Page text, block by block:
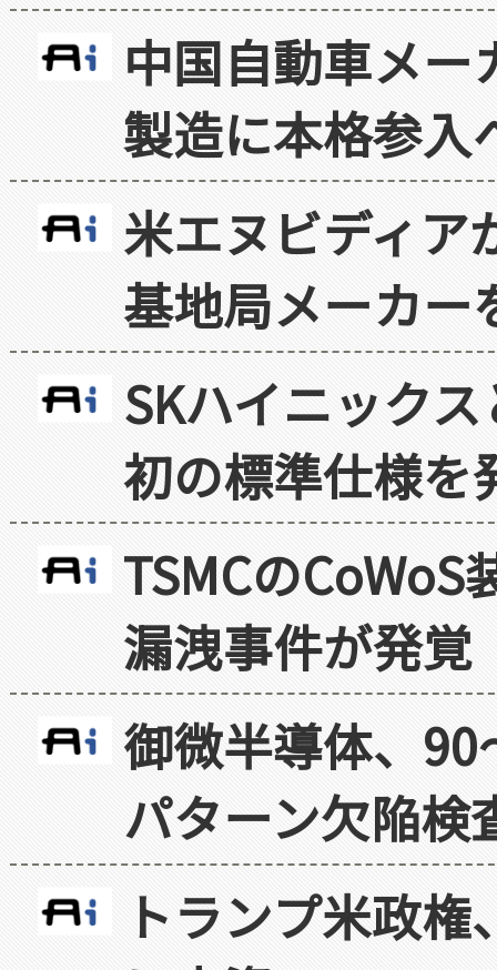
中国自動車メ
製造に本格参入
米エヌビディア
基地局メーカー
SKハイニック
初の標準仕様を
TSMCの
漏洩事件が発覚
御微半導体、
パターン欠陥検
トランプ米政